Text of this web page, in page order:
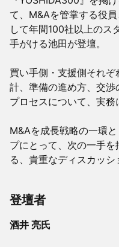
て、M&Aを管掌する役
して年間100社以上のス
手がける池田が登壇。
買い手側・支援側それ
計、準備の進め方、交
プロセスについて、実務
M&Aを成長戦略の一環
プにとって、次の一手
る、貴重なディスカッシ
登壇者
酒井 亮氏